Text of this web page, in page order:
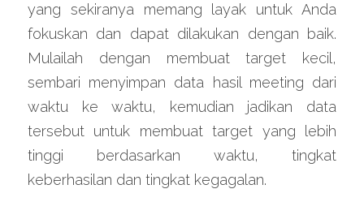
yang sekiranya memang layak untuk Anda
fokuskan dan dapat dilakukan dengan baik.
Mulailah dengan membuat target kecil,
sembari menyimpan data hasil meeting dari
waktu ke waktu, kemudian jadikan data
tersebut untuk membuat target yang lebih
tinggi berdasarkan waktu, tingkat
keberhasilan dan tingkat kegagalan.